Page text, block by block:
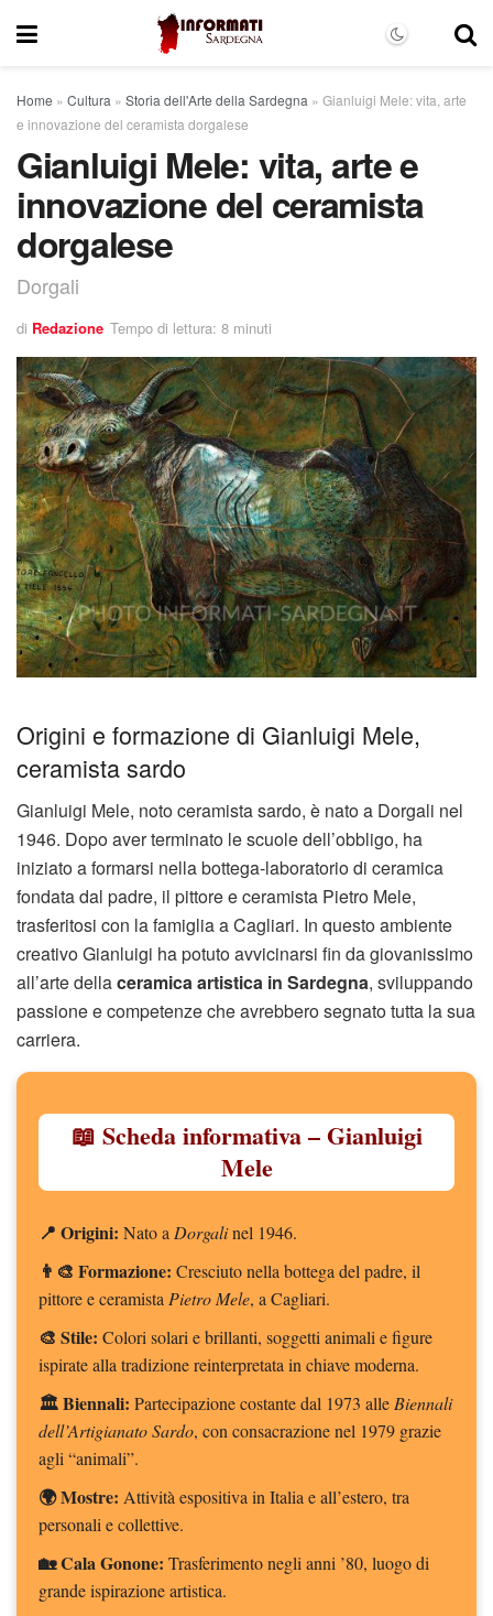
Home » Cultura » Storia dell'Arte della Sardegna » Gianluigi Mele: vita, arte
e innovazione del ceramista dorgalese
Gianluigi Mele: vita, arte e
innovazione del ceramista
dorgalese
Dorgali
di Redazione Tempo di lettura: 8 minuti
Origini e formazione di Gianluigi Mele,
ceramista sardo
Gianluigi Mele, noto ceramista sardo, è nato a Dorgali nel
1946. Dopo aver terminato le scuole dell’obbligo, ha
iniziato a formarsi nella bottega-laboratorio di ceramica
fondata dal padre, il pittore e ceramista Pietro Mele,
trasferitosi con la famiglia a Cagliari. In questo ambiente
creativo Gianluigi ha potuto avvicinarsi fin da giovanissimo
all’arte dellaceramica artistica in Sardegna, sviluppando
passione e competenze che avrebbero segnato tutta la sua
carriera.
📖 Scheda informativa – Gianluigi
Mele
📍 Origini: Nato a Dorgalinel 1946.
👨‍🎨 Formazione: Cresciuto nella bottega del padre, il
pittore e ceramista Pietro Mele, a Cagliari.
🎨 Stile: Colori solari e brillanti, soggetti animali e figure
ispirate alla tradizione reinterpretata in chiave moderna.
🏛 Biennali: Partecipazione costante dal 1973 alle Biennali
dell’Artigianato Sardo, con consacrazione nel 1979 grazie
agli “animali”.
🌍 Mostre: Attività espositiva in Italia e all’estero, tra
personali e collettive.
🏡 Cala Gonone: Trasferimento negli anni ’80, luogo di
grande ispirazione artistica.